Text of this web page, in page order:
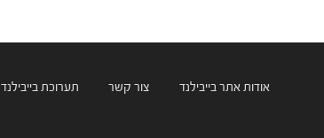
אודות אתר בייבילנד צור קשר תערוכת בייבילנד